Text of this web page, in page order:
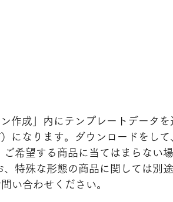
作成」内にテンプレートデータを
になります。ダウンロードをし
希望する商品に当てはまらない
特殊な形態の商品に関しては別
い合わせください。